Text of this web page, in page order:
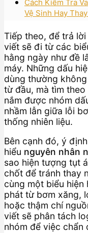
Cách Kiểm Tra
Vệ Sinh Hay
Tiếp theo, để trả
viết sẽ đi từ các
hằng ngày như đề
máy. Những dấu
dùng thường
từ đầu, mà tìm
nắm được nhóm
nhầm lẫn giữa lỗi
thống nhiên liệu.
Bên cạnh đó, ý
hiểu nguyên nhân
sao hiện tượng tụt
chốt để tránh thay
cùng một biểu
phát từ bơm xăng,
hoặc thậm chí
viết sẽ phân tách
nhóm để việc chẩn